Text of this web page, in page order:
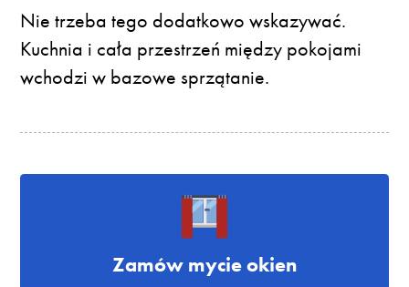
Nie trzeba tego dodatkowo wskazywać.
Kuchnia i cała przestrzeń między pokojami
wchodzi w bazowe sprzątanie.
Zamów mycie okien